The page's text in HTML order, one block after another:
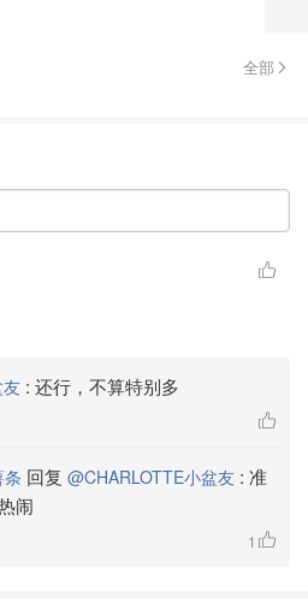
全部
: 还行，不算特别多
回复 @CHARLOTTE小盆友 : 准
闹
1